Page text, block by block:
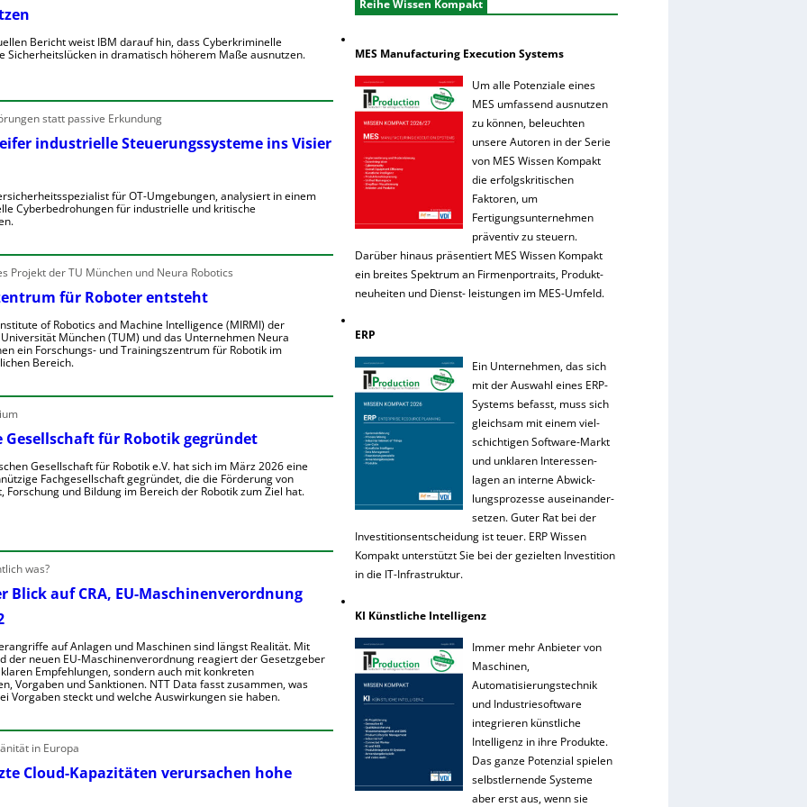
Bericht weist IBM darauf hin, dass Cyberkriminelle
Sicherheitslücken in dramatisch höherem Maße ausnutzen.
statt passive Erkundung
industrielle Steuerungssysteme ins Visier
für OT-Umgebungen, analysiert in einem
Cyberbedrohungen für industrielle und kritische
Projekt der TU München und Neura Robotics
für Roboter entsteht
of Robotics and Machine Intelligence (MIRMI) der
München (TUM) und das Unternehmen Neura
ein Forschungs- und Trainingszentrum für Robotik im
Bereich.
Gesellschaft für Robotik gegründet
Gesellschaft für Robotik e.V. hat sich im März 2026 eine
Fachgesellschaft gegründet, die die Förderung von
Forschung und Bildung im Bereich der Robotik zum Ziel hat.
was?
Blick auf CRA, EU-Maschinenverordnung
auf Anlagen und Maschinen sind längst Realität. Mit
der neuen EU-Maschinenverordnung reagiert der Gesetzgeber
Empfehlungen, sondern auch mit konkreten
Vorgaben und Sanktionen. NTT Data fasst zusammen, was
Vorgaben steckt und welche Auswirkungen sie haben.
in Europa
Cloud-Kapazitäten verursachen hohe
Reihe Wissen Kompakt
MES Manufacturing Execution Systems
Um alle Potenziale eines
MES umfassend ausnutzen
zu können, beleuchten
unsere Autoren in der Serie
von MES Wissen Kompakt
die erfolgskritischen
Faktoren, um
Fertigungsunternehmen
präventiv zu steuern.
Darüber hinaus präsentiert MES Wissen Kompakt
ein breites Spektrum an Firmenportraits, Produkt-
neuheiten und Dienst- leistungen im MES-Umfeld.
ERP
Ein Unternehmen, das sich
mit der Auswahl eines ERP-
Systems befasst, muss sich
gleichsam mit einem viel-
schichtigen Software-Markt
und unklaren Interessen-
lagen an interne Abwick-
lungsprozesse auseinander-
setzen. Guter Rat bei der
Investitionsentscheidung ist teuer. ERP Wissen
Kompakt unterstützt Sie bei der gezielten Investition
in die IT-Infrastruktur.
KI Künstliche Intelligenz
Immer mehr Anbieter von
Maschinen,
Automatisierungstechnik
und Industriesoftware
integrieren künstliche
Intelligenz in ihre Produkte.
Das ganze Potenzial spielen
selbstlernende Systeme
aber erst aus, wenn sie